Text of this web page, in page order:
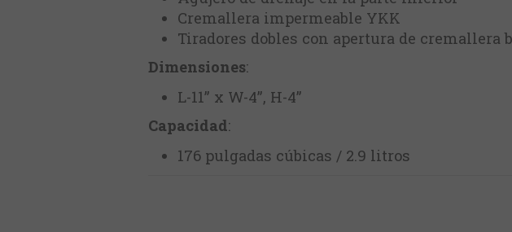
Cremallera impermeable YKK
Tiradores dobles con apertura de cremallera
Dimensiones:
L-11” x W-4”, H-4”
Capacidad:
176 pulgadas cúbicas / 2.9 litros